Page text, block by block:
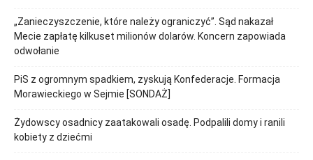
„Zanieczyszczenie, które należy ograniczyć”. Sąd nakazał
Mecie zapłatę kilkuset milionów dolarów. Koncern zapowiada
odwołanie
PiS z ogromnym spadkiem, zyskują Konfederacje. Formacja
Morawieckiego w Sejmie [SONDAŻ]
Żydowscy osadnicy zaatakowali osadę. Podpalili domy i ranili
kobiety z dziećmi